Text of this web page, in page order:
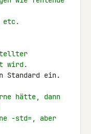
etc.
wird.
Standard ein.
hätte, dann
-std=, aber